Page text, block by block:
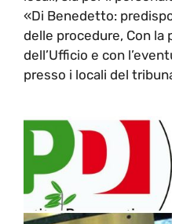
«Di Benedetto:
delle procedure, Con la
dell’Ufficio e con
presso i locali del